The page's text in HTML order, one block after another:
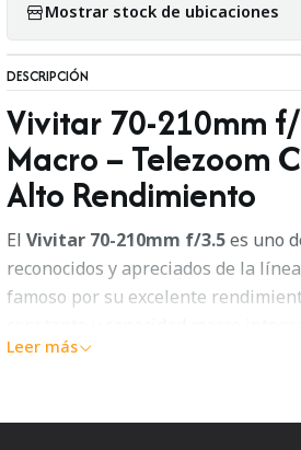
Mostrar stock de ubicaciones
DESCRIPCIÓN
Vivitar 70-210mm
Macro – Telezoom
Alto Rendimiento
El Vivitar 70-210mm f/3.5es uno
reconocidos y apreciados de la
famoso por su excelente
ofrecer versatilidad sin
Leer más